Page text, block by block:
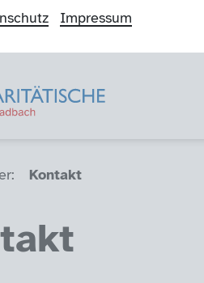
Impressum
Kontakt